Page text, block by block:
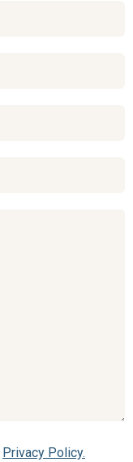
Privacy Policy.